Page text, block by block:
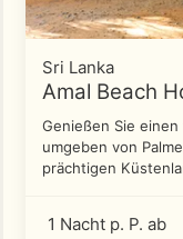
Sri Lanka
Amal Beach
Genießen Sie
umgeben von
prächtigen
1 Nacht p. P. ab